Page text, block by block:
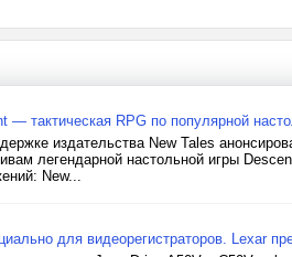
— тактическая RPG по популярной
издательства New Tales
легендарной настольной игры
New...
для видеорегистраторов. Lexar